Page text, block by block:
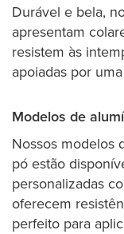
Durável e bela,
apresentam
resistem às
apoiadas por
Modelos de
Nossos modelos
pó estão
personalizadas
oferecem
perfeito para